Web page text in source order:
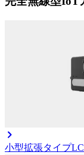
小型拡張タイプ